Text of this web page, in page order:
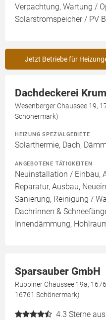
Verpachtung, Wartung /
Solarstromspeicher / PV
Jetzt Betriebe für
Dachdeckerei
Wesenberger Chaussee 19,
Schönermark)
HEIZUNG SPEZIALGEBIETE
Solarthermie, Dach,
ANGEBOTENE TÄTIGKEITEN
Neuinstallation / Einbau,
Reparatur, Ausbau,
Sanierung, Reinigung /
Dachrinnen &
Innendämmung,
Sparsauber GmbH
Ruppiner Chaussee 19a,
16761 Schönermark)
4.3 Sterne